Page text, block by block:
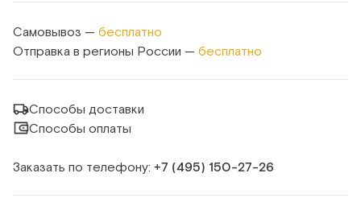
Самовывоз — бесплатно
Отправка в регионы России — бесплатно
Способы доставки
Способы оплаты
Заказать по телефону: +7 (495) 150‑27‑26